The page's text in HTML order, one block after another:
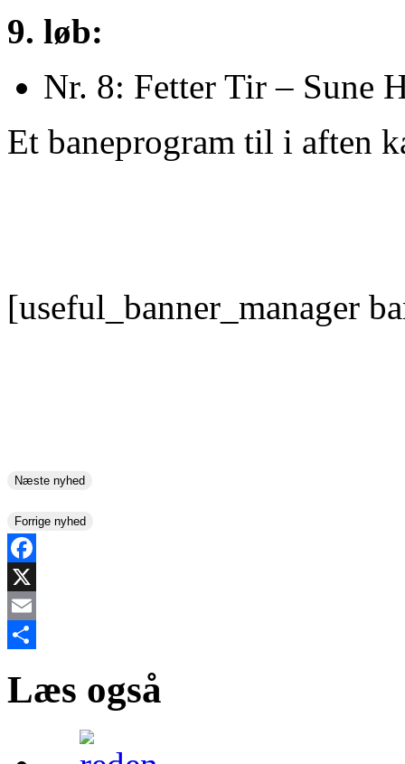
9. løb:
Nr. 8: Fetter Tir – Sune
Et baneprogram til i aften
[useful_banner_manager
Næste nyhed
Forrige nyhed
Facebook
X
Email
Læs også